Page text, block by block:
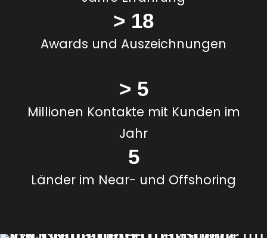
> 18
Awards und Auszeichnungen
> 5
Millionen Kontakte mit Kunden im
Jahr
5
Länder im Near- und Offshoring